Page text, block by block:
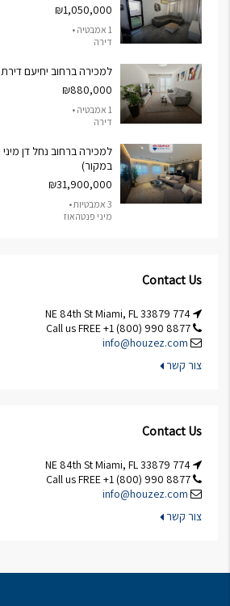
₪1,050,000
1 אמבטיה •
דירה
למכירה ברחוב יחיעם דירת 3 חדרים
₪880,000
1 אמבטיה •
דירה
במקור)
₪31,900,000
3 אמבטיות •
מיני פנטהאוז
Contact Us
info@houzez.com
צור קשר
Contact Us
info@houzez.com
צור קשר